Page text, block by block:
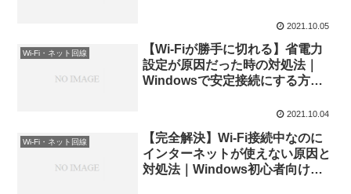
2021.10.05
Wi-Fi・ネット回線
【Wi-Fiが勝手に切れる】省電力
設定が原因だった時の対処法｜
Windowsで安定接続にする方法
2021.10.04
Wi-Fi・ネット回線
【完全解決】Wi-Fi接続中なのに
インターネットが使えない原因と
対処法｜Windows初心者向け徹